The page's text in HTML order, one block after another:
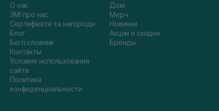
О нас
ЗМІ про нас
Сертифікати та нагороди
Блог
Бюті словник
Контакты
Условия использования
сайта
Политика
конфиденциальности
Дом
Мерч
Новинки
Акции и скидки
Бренды